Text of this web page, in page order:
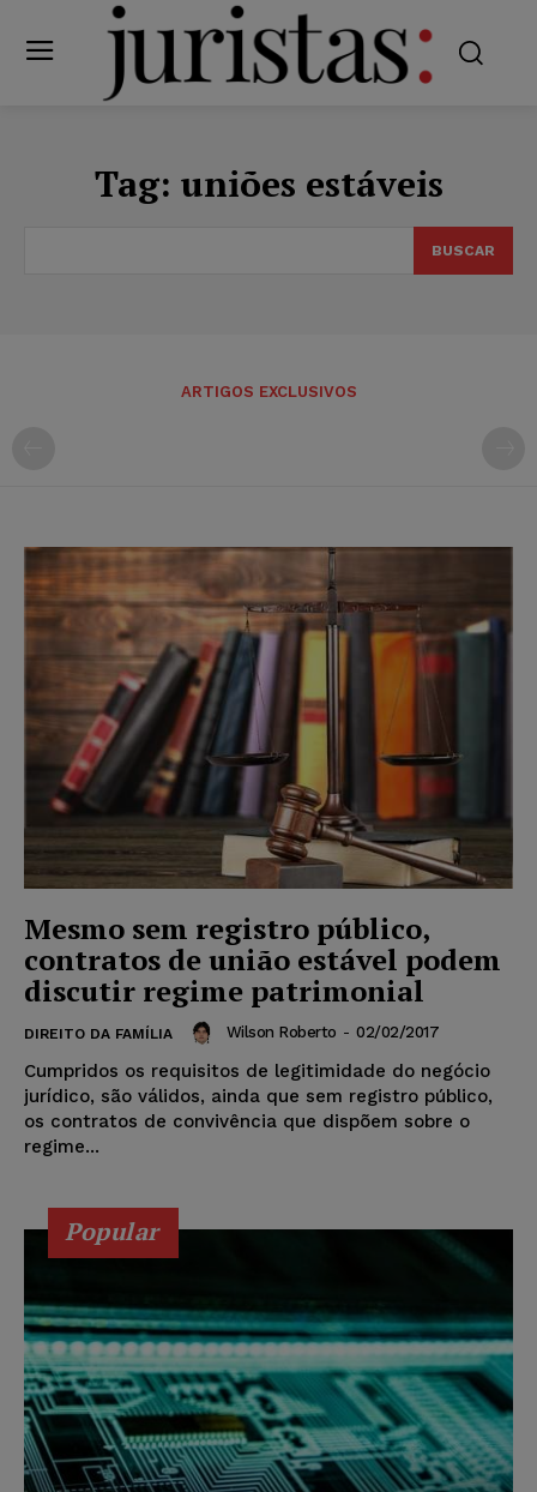
Tag: uniões estáveis
BUSCAR
ARTIGOS EXCLUSIVOS
Mesmo sem registro público,
contratos de união estável podem
discutir regime patrimonial
DIREITO DA FAMÍLIA Wilson Roberto - 02/02/2017
Cumpridos os requisitos de legitimidade do negócio
jurídico, são válidos, ainda que sem registro público,
os contratos de convivência que dispõem sobre o
regime...
Popular